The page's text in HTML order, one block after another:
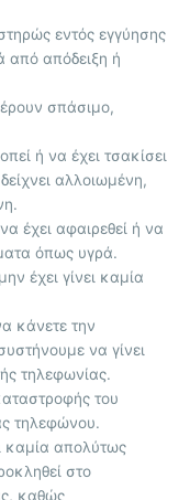
εντός εγγύησης
από απόδειξη ή
σπάσιμο,
ή να έχει τσακίσει
αλλοιωμένη,
έχει αφαιρεθεί ή να
όπως υγρά.
έχει γίνει καμία
κάνετε την
να γίνει
τηλεφωνίας.
του
τηλεφώνου.
καμία απολύτως
στο
καθώς